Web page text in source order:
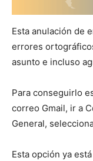
Esta anulación de
errores
asunto e incluso
Para conseguirlo
correo Gmail, ir a
General,
Esta opción ya